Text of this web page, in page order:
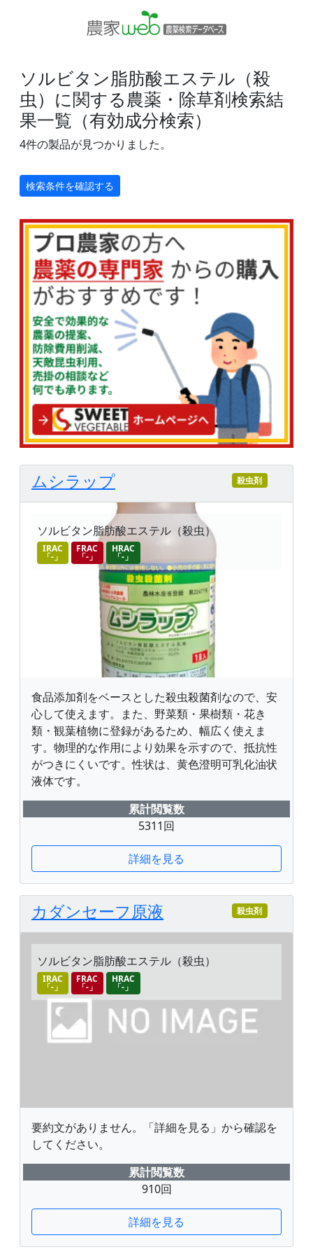
ソルビタン脂肪酸エステル（殺
虫）に関する農薬・除草剤検索結
果一覧（有効成分検索）
4件の製品が見つかりました。
検索条件を確認する
ムシラップ 殺虫剤
ソルビタン脂肪酸エステル（殺虫）
IRAC
「-」
FRAC
「-」
HRAC
「-」
食品添加剤をベースとした殺虫殺菌剤なので、安
心して使えます。また、野菜類・果樹類・花き
類・観葉植物に登録があるため、幅広く使えま
す。物理的な作用により効果を示すので、抵抗性
がつきにくいです。性状は、黄色澄明可乳化油状
液体です。
累計閲覧数
5311回
詳細を見る
カダンセーフ原液 殺虫剤
ソルビタン脂肪酸エステル（殺虫）
IRAC
「-」
FRAC
「-」
HRAC
「-」
要約文がありません。「詳細を見る」から確認を
してください。
累計閲覧数
910回
詳細を見る